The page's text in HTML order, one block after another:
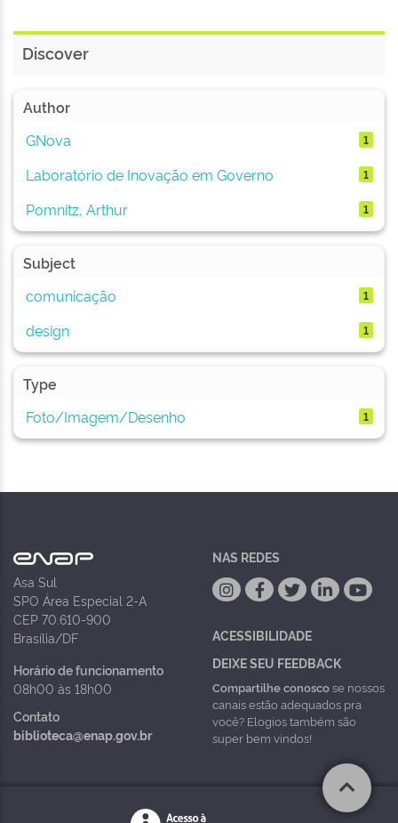
Discover
Author
GNova
1
Laboratório de Inovação em Governo 1
Pomnitz, Arthur 1
Subject
comunicação
1
design 1
Type
Foto/Imagem/Desenho
1
Asa Sul
SPO Área Especial 2-A
CEP 70.610-900
Brasília/DF
Horário de funcionamento
08h00 às 18h00
Contato
biblioteca@enap.gov.br
NAS REDES
ACESSIBILIDADE
DEIXE SEU FEEDBACK
Compartilhe conoscose nossos
canais estão adequados pra
você? Elogios também são
super bem vindos!